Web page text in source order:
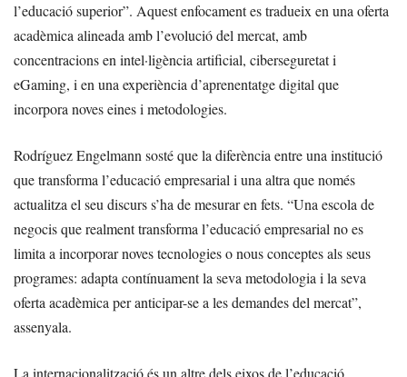
l’educació superior”. Aquest enfocament es tradueix en una oferta
acadèmica alineada amb l’evolució del mercat, amb
concentracions en intel·ligència artificial, ciberseguretat i
eGaming, i en una experiència d’aprenentatge digital que
incorpora noves eines i metodologies.
Rodríguez Engelmann sosté que la diferència entre una institució
que transforma l’educació empresarial i una altra que només
actualitza el seu discurs s’ha de mesurar en fets. “Una escola de
negocis que realment transforma l’educació empresarial no es
limita a incorporar noves tecnologies o nous conceptes als seus
programes: adapta contínuament la seva metodologia i la seva
oferta acadèmica per anticipar-se a les demandes del mercat”,
assenyala.
La internacionalització és un altre dels eixos de l’educació